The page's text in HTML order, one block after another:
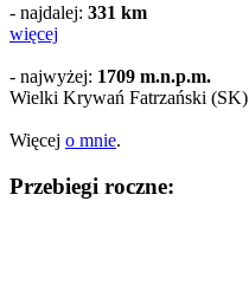
- najdalej: 331 km
więcej
- najwyżej: 1709 m.n.p.m.
Wielki Krywań Fatrzański (SK)
Więcej o mnie.
Przebiegi roczne: